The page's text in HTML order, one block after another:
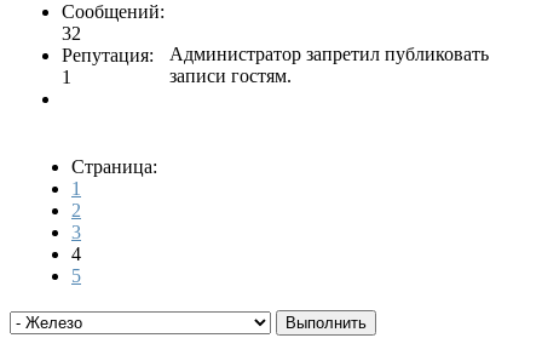
Сообщений:
32
Репутация:
1
Администратор запретил публиковать
записи гостям.
Страница:
1
2
3
4
5